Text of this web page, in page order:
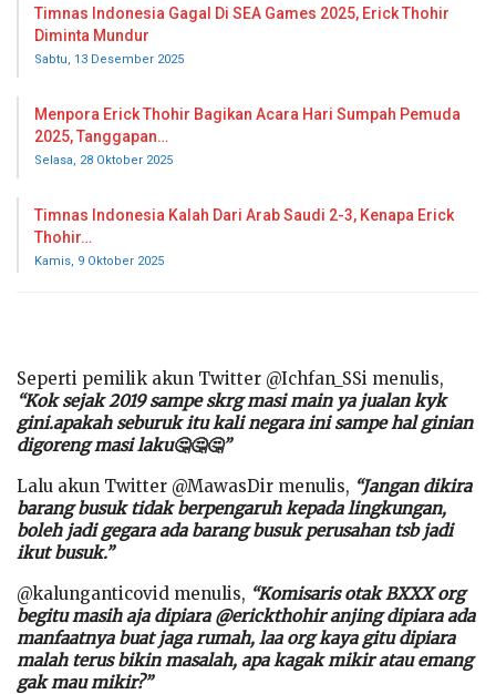
Timnas Indonesia Gagal Di SEA Games 2025, Erick Thohir
Diminta Mundur
Sabtu, 13 Desember 2025
Menpora Erick Thohir Bagikan Acara Hari Sumpah Pemuda
2025, Tanggapan…
Selasa, 28 Oktober 2025
Timnas Indonesia Kalah Dari Arab Saudi 2-3, Kenapa Erick
Thohir…
Kamis, 9 Oktober 2025
Seperti pemilik akun Twitter @Ichfan_SSi menulis,
“Kok sejak 2019 sampe skrg masi main ya jualan kyk
gini.apakah seburuk itu kali negara ini sampe hal ginian
digoreng masi laku🤔🤔🤔”
Lalu akun Twitter @MawasDir menulis, “Jangan dikira
barang busuk tidak berpengaruh kepada lingkungan,
boleh jadi gegara ada barang busuk perusahan tsb jadi
ikut busuk.”
@kalunganticovid menulis, “Komisaris otak BXXX org
begitu masih aja dipiara @erickthohir anjing dipiara ada
manfaatnya buat jaga rumah, laa org kaya gitu dipiara
malah terus bikin masalah, apa kagak mikir atau emang
gak mau mikir?”